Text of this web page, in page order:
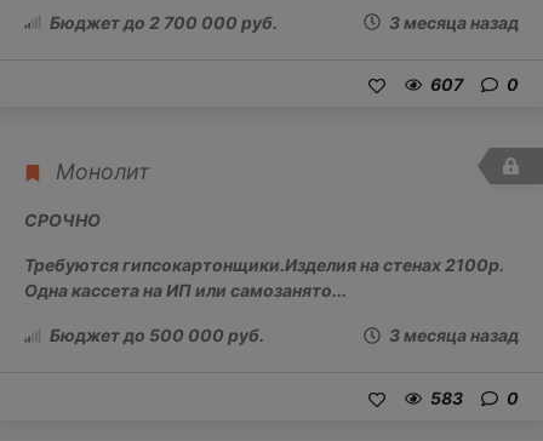
3 месяца назад
Бюджет до 2 700 000 руб.
607 0
Монолит
СРОЧНО
Требуются гипсокартонщики.Изделия на стенах 2100р.
Одна кассета на ИП или самозанято...
3 месяца назад
Бюджет до 500 000 руб.
583 0